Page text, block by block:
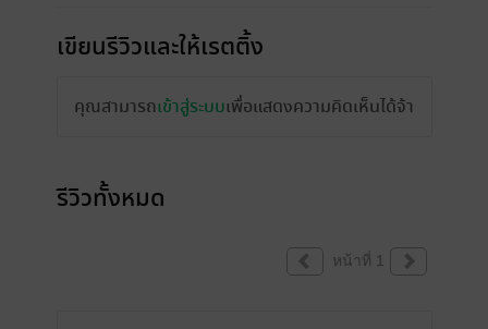
เขียนรีวิวและให้เรตติ้ง
คุณสามารถเข้าสู่ระบบเพื่อแสดงความคิดเห็นได้จ้า
รีวิวทั้งหมด
หน้าที่ 1